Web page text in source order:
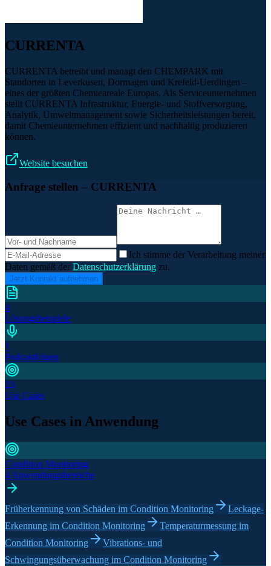
CURRENTA
CURRENTA betreibt und managt den CHEMPARK mit
Standorten in Leverkusen, Dormagen und Krefeld-Uerdingen –
eines der größten Chemieareale Europas. Als Serviceunternehmen
stellt CURRENTA Infrastruktur, Energie- und Stoffversorgung,
Analytik, Umweltmanagement sowie Sicherheitsleistungen bereit,
damit Chemieunternehmen effizient und nachhaltig produzieren
können.
Website besuchen
Anfrage stellen – CURRENTA
Ich stimme der Verarbeitung meiner
Daten gemäß der Datenschutzerklärung zu.
Jetzt Kontakt aufnehmen
4
Lösungsbeispiele
1
Podcastfolgen
23
Use Cases
Use Cases in Anwendung
Condition Monitoring
4 Anwendungsbereiche
Früherkennung von Schäden im Condition Monitoring
Leckage-
Erkennung im Condition Monitoring
Temperaturmessung im
Condition Monitoring
Vibrations- und
Schwingungsüberwachung im Condition Monitoring